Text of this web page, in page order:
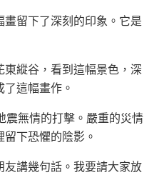
留下了深刻的印象。它是
縱谷，看到這幅景色，深
這幅畫作。
震無情的打擊。嚴重的災情
下恐懼的陰影。
講幾句話。我要請大家放